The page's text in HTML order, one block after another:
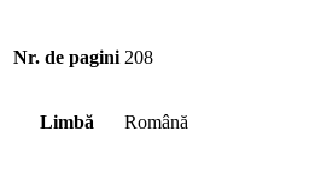
Nr. de pagini 208
Limbă Română